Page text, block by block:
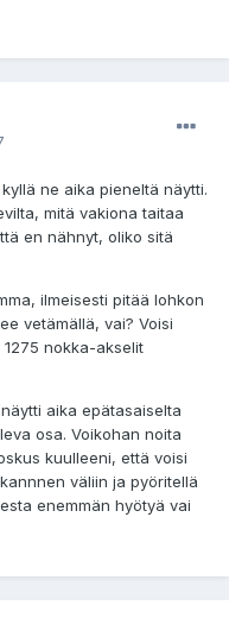
ne aika pieneltä näytti.
mitä vakiona taitaa
en nähnyt, oliko sitä
ilmeisesti pitää lohkon
vetämällä, vai? Voisi
nokka-akselit
aika epätasaiselta
osa. Voikohan noita
kuulleeni, että voisi
väliin ja pyöritellä
enemmän hyötyä vai